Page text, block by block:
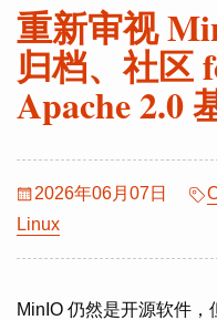
重新审视
归档、社区
Apache 2.0
2026年06月07日
Linux
MinIO 仍然是开源软件